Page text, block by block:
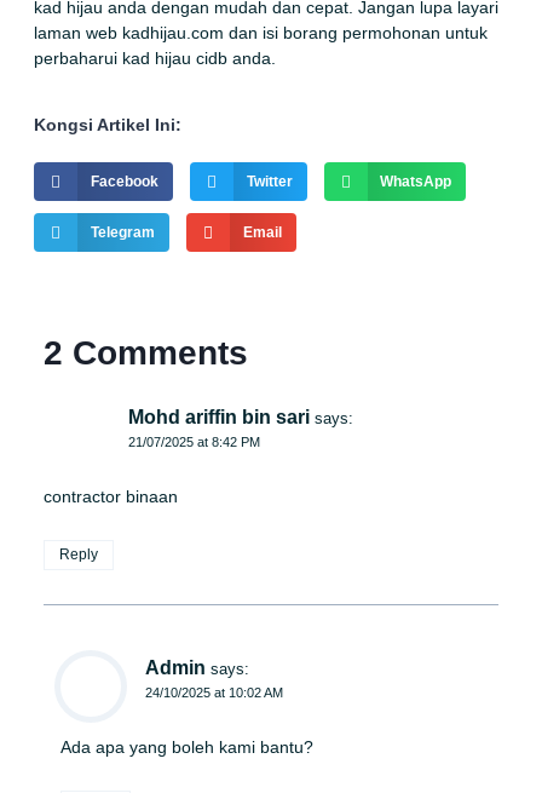
kad hijau anda dengan mudah dan cepat. Jangan lupa layari
laman web kadhijau.com dan isi borang permohonan untuk
perbaharui kad hijau cidb anda.
Kongsi Artikel Ini:
Facebook Twitter WhatsApp
Telegram Email
2 Comments
Mohd ariffin bin sari says:
21/07/2025 at 8:42 PM
contractor binaan
Reply
Admin says:
24/10/2025 at 10:02 AM
Ada apa yang boleh kami bantu?